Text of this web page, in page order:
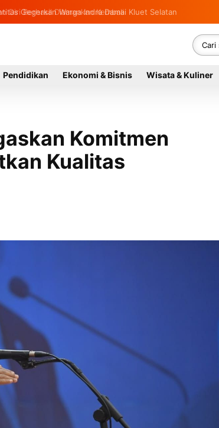
Gegerkan Warga Indra Damai Kluet Selatan
Pendidikan Ekonomi & Bisnis Wisata & Kuliner
Komitmen
Kualitas